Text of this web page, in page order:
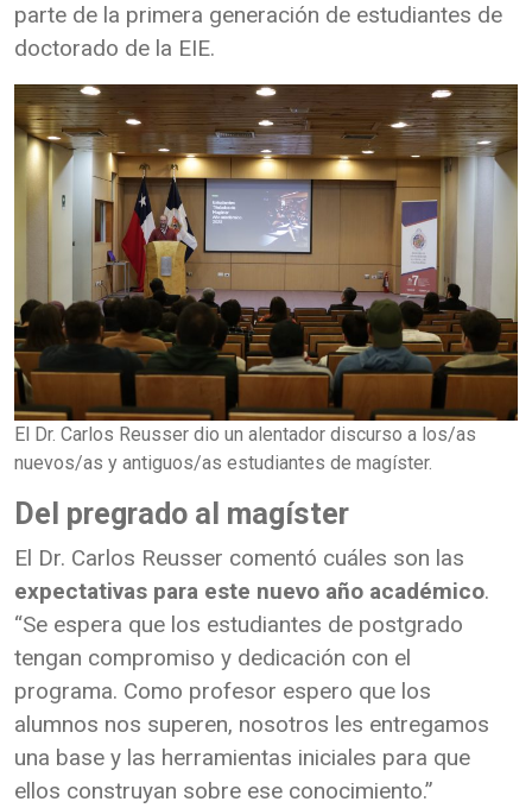
parte de la primera generación de estudiantes de
doctorado de la EIE.
El Dr. Carlos Reusser dio un alentador discurso a los/as
nuevos/as y antiguos/as estudiantes de magíster.
Del pregrado al magíster
El Dr. Carlos Reusser comentó cuáles son las
expectativas para este nuevo año académico.
“Se espera que los estudiantes de postgrado
tengan compromiso y dedicación con el
programa. Como profesor espero que los
alumnos nos superen, nosotros les entregamos
una base y las herramientas iniciales para que
ellos construyan sobre ese conocimiento.”